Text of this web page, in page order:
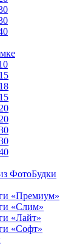
ФотоБудки
«Премиум»
«Слим»
«Лайт»
«Софт»